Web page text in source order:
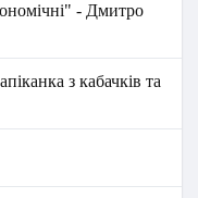
- Дмитро
з кабачків та